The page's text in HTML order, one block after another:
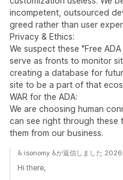
incompetent, outsourced
greed rather than user
Privacy & Ethics:
We suspect these "Free
serve as fronts to monitor
creating a database for
site to be a part of that
WAR for the ADA:
We are choosing human
can see right through these
them from our business.
♿ isonomy ♿が返信しました
Hi there,